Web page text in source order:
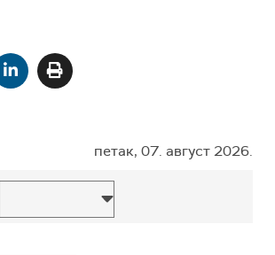
петак, 07. август 2026.